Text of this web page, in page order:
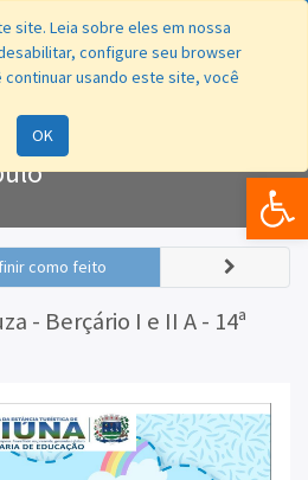
site. Leia sobre eles em nossa
configure seu browser
usando este site, você
OK
- Berçário I e II A - 14ª
como feito